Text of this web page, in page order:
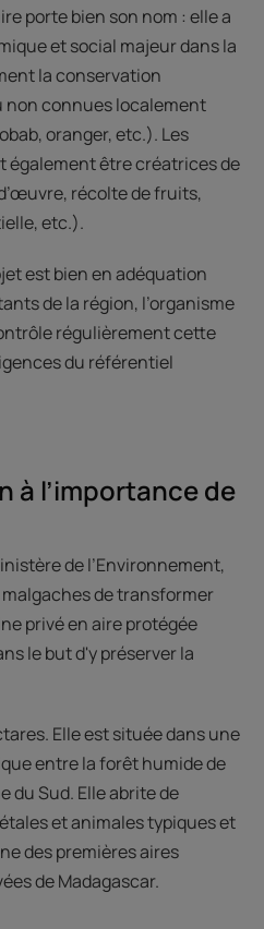
porte bien son nom : elle a
et social majeur dans la
la conservation
non connues localement
oranger, etc.). Les
également être créatrices de
récolte de fruits,
etc.).
est bien en adéquation
de la région, l’organisme
régulièrement cette
du référentiel
à l’importance de
de l’Environnement,
malgaches de transformer
privé en aire protégée
le but d'y préserver la
Elle est située dans une
entre la forêt humide de
du Sud. Elle abrite de
et animales typiques et
des premières aires
de Madagascar.